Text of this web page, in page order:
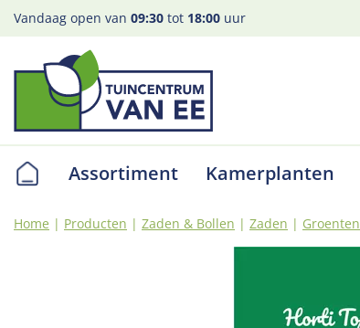
Ga
naar
Home Producten Zaden & Bollen Zaden Groenten
Vandaag open van 09:30 tot 18:00 uur
Assortiment Kamerplanten